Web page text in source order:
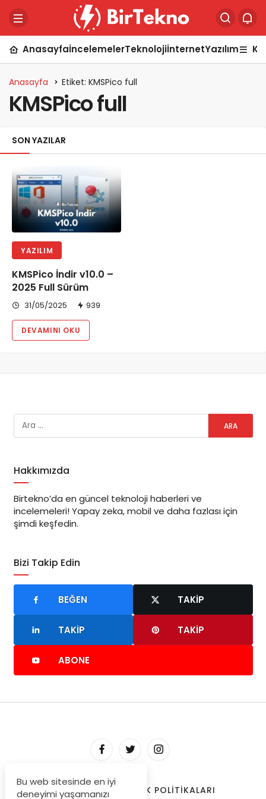
AnasayfaİncelemelerTeknolojiİnternetYazılım
Anasayfa Etiket: KMSPico full
KMSPico full
SON YAZILAR
YAZILIM
KMSPico İndir v10.0 –
2025 Full Sürüm
31/05/2025 939
DEVAMINI OKU
Hakkımızda
Birtekno’da en güncel teknoloji haberleri ve
incelemeleri! Yapay zeka, mobil ve daha fazlası için
şimdi keşfedin.
Bizi Takip Edin
BEĞEN TAKIP
TAKIP TAKIP
ABONE
HAKKIMIZDA GIZLILIK POLITIKALARI
Bu web sitesinde en iyi
deneyimi yaşamanızı